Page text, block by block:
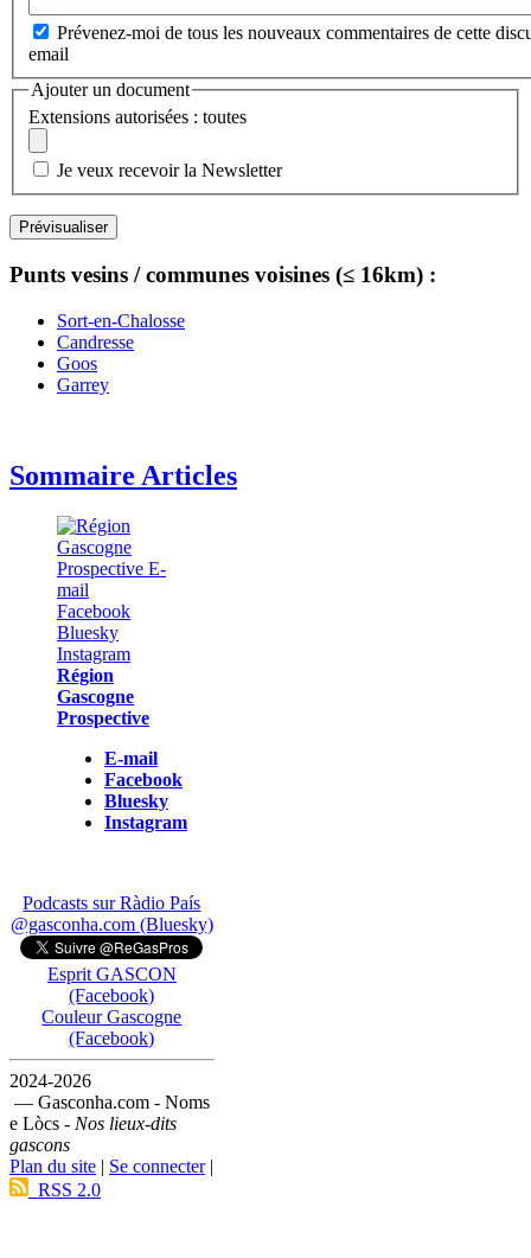
Prévenez-moi de tous les nouveaux commentaires de cette
email
Ajouter un document
Extensions autorisées : toutes
Je veux recevoir la Newsletter
Punts vesins / communes voisines (≤ 16km) :
Sort-en-Chalosse
Candresse
Goos
Garrey
Sommaire Articles
Région
Gascogne
Prospective
E-mail
Facebook
Bluesky
Instagram
Podcasts sur Ràdio País
@gasconha.com (Bluesky)
Esprit GASCON
(Facebook)
Couleur Gascogne
(Facebook)
2024-2026
— Gasconha.com - Noms
e Lòcs - Nos lieux-dits
gascons
Plan du site | Se connecter|
RSS 2.0